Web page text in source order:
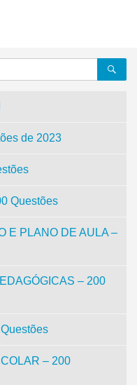
de 2023
Questões
E PLANO DE AULA –
– 200
– 200